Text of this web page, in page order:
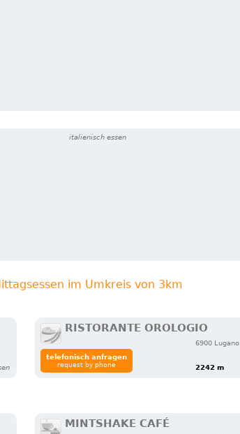
italienisch essen
im Umkreis von 3km
RISTORANTE OROLOGIO
6900 Lugano
2242 m
telefonisch anfragen
request by phone
MINTSHAKE CAFÉ